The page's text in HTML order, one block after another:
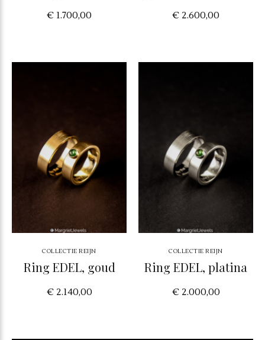
€ 1.700,00 € 2.600,00
COLLECTIE REIJN
Ring EDEL, goud
€ 2.140,00
COLLECTIE REIJN
Ring EDEL, platina
€ 2.000,00